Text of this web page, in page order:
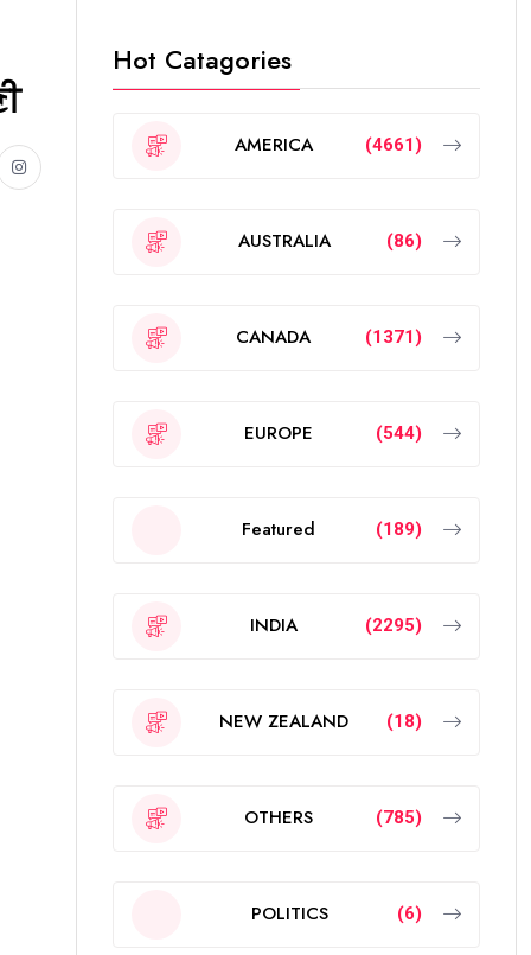
Hot Catagories
AMERICA (4661)
AUSTRALIA (86)
CANADA (1371)
EUROPE (544)
Featured (189)
INDIA (2295)
NEW ZEALAND (18)
OTHERS (785)
POLITICS (6)